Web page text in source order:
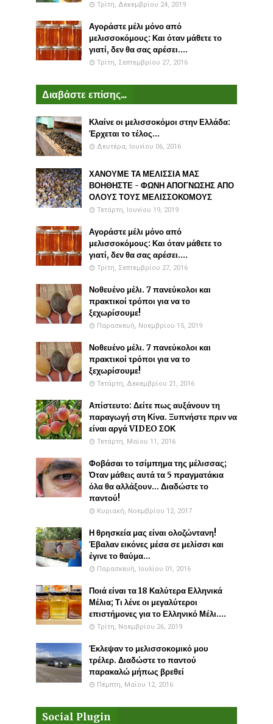
Τρίτη, Δεκεμβρίου 24, 2019
Αγοράστε μέλι μόνο από
μελισσοκόμους: Και όταν μάθετε το
γιατί, δεν θα σας αρέσει....
Τρίτη, Σεπτεμβρίου 27, 2016
Διαβάστε επίσης...
Κλαίνε οι μελισσοκόμοι στην Ελλάδα:
Έρχεται το τέλος...
Δευτέρα, Ιουνίου 06, 2016
ΧΑΝΟΥΜΕ ΤΑ ΜΕΛΙΣΣΙΑ ΜΑΣ
ΒΟΗΘΗΣΤΕ - ΦΩΝΗ ΑΠΟΓΝΩΣΗΣ ΑΠΟ
ΟΛΟΥΣ ΤΟΥΣ ΜΕΛΙΣΣΟΚΟΜΟΥΣ
Τετάρτη, Ιουνίου 19, 2019
Αγοράστε μέλι μόνο από
μελισσοκόμους: Και όταν μάθετε το
γιατί, δεν θα σας αρέσει....
Τρίτη, Σεπτεμβρίου 27, 2016
Νοθευένο μέλι. 7 πανεύκολοι και
πρακτικοί τρόποι για να το
ξεχωρίσουμε!
Παρασκευή, Νοεμβρίου 15, 2019
Νοθευένο μέλι. 7 πανεύκολοι και
πρακτικοί τρόποι για να το
ξεχωρίσουμε!
Τετάρτη, Δεκεμβρίου 21, 2016
Απίστευτο: Δείτε πως αυξάνουν τη
παραγωγή στη Κίνα. Ξυπνήστε πριν να
είναι αργά VIDEO ΣΟΚ
Τετάρτη, Μαΐου 11, 2016
Φοβάσαι το τσίμπημα της μέλισσας;
Όταν μάθεις αυτά τα 5 πραγματάκια
όλα θα αλλάξουν... Διαδώστε το
παντού!
Κυριακή, Νοεμβρίου 12, 2017
Η θρησκεία μας είναι ολοζώντανη!
Έβαλαν εικόνες μέσα σε μελίσσι και
έγινε το θαύμα...
Παρασκευή, Ιουλίου 01, 2016
Ποιά είναι τα 18 Καλύτερα Ελληνικά
Μέλια; Τι λένε οι μεγαλύτεροι
επιστήμονες για το Ελληνικό Μέλι....
Τρίτη, Νοεμβρίου 26, 2019
Έκλεψαν το μελισσοκομικό μου
τρέλερ. Διαδώστε το παντού
παρακαλώ μήπως βρεθεί
Πέμπτη, Μαΐου 12, 2016
Social Plugin